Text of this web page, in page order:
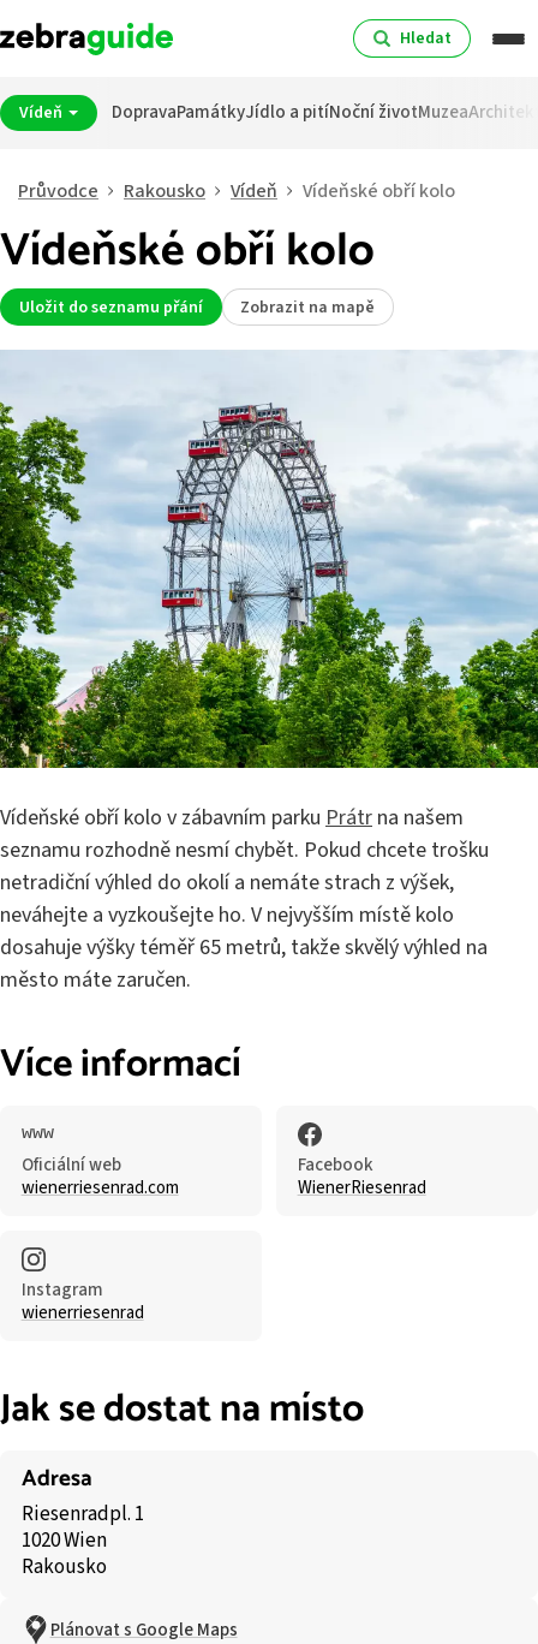
Hledat
Vídeň DopravaPamátkyJídlo a pitíNoční životMuzea
Průvodce Rakousko Vídeň Vídeňské obří kolo
Vídeňské obří kolo
Uložit do seznamu přání Zobrazit na mapě
Vídeňské obří kolo v zábavním parku Prátr na našem
seznamu rozhodně nesmí chybět. Pokud chcete trošku
netradiční výhled do okolí a nemáte strach z výšek,
neváhejte a vyzkoušejte ho. V nejvyšším místě kolo
dosahuje výšky téměř 65 metrů, takže skvělý výhled na
město máte zaručen.
Více informací
Oficiální web
wienerriesenrad.com
Facebook
WienerRiesenrad
Instagram
wienerriesenrad
Jak se dostat na místo
Adresa
Riesenradpl. 1
1020 Wien
Rakousko
Plánovat s Google Maps